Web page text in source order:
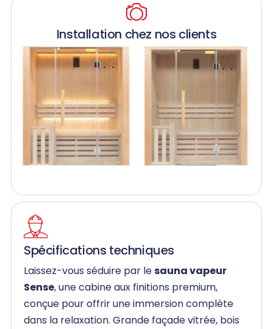
Installation chez nos clients
Spécifications techniques
Laissez-vous séduire par lesauna vapeur
Sense, une cabine aux finitions premium,
conçue pour offrir une immersion complète
dans la relaxation. Grande façade vitrée, bois